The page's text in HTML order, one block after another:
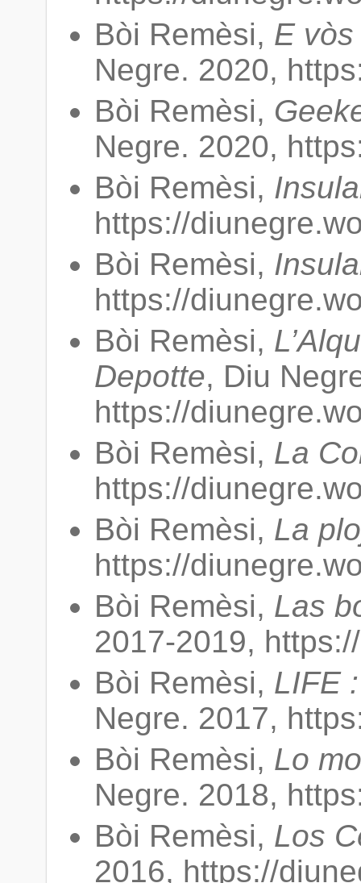
Bòi Remèsi, E
Negre. 2020,
Bòi Remèsi,
Negre. 2020,
Bòi Remèsi,
https://
Bòi Remèsi,
https://
Bòi Remèsi,
Depotte, Diu
https://
Bòi Remèsi, La
https://
Bòi Remèsi, La
https://
Bòi Remèsi, Las
2017-2019,
Bòi Remèsi, LIFE
Negre. 2017,
Bòi Remèsi, Lo
Negre. 2018,
Bòi Remèsi, Los
2016, https://